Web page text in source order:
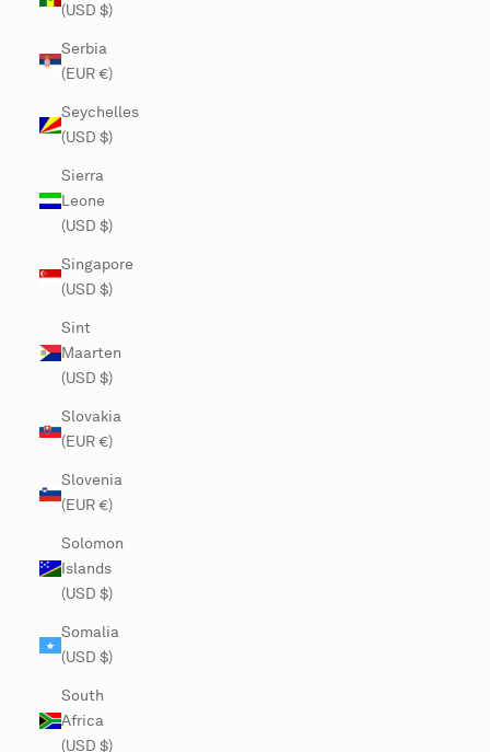
(USD $)
Serbia
(EUR €)
Seychelles
(USD $)
Sierra
Leone
(USD $)
Singapore
(USD $)
Sint
Maarten
(USD $)
Slovakia
(EUR €)
Slovenia
(EUR €)
Solomon
Islands
(USD $)
Somalia
(USD $)
South
Africa
(USD $)